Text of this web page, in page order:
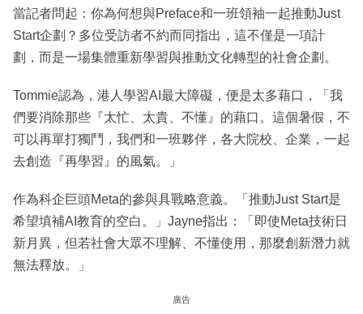
當記者問起：你為何想與Preface和一班領袖一起推動Just
Start企劃？多位受訪者不約而同指出，這不僅是一項計
劃，而是一場集體重新學習與推動文化轉型的社會企劃。
Tommie認為，港人學習AI最大障礙，便是太多藉口，「我
們要消除那些『太忙、太貴、不懂』的藉口。這個暑假，不
可以再單打獨鬥，我們和一班夥伴，各大院校、企業，一起
去創造『再學習』的風氣。」
作為科企巨頭Meta的參與具戰略意義。「推動Just Start是
希望填補AI教育的空白。」Jayne指出：「即使Meta技術日
新月異，但若社會大眾不理解、不懂使用，那麼創新潛力就
無法釋放。」
廣告